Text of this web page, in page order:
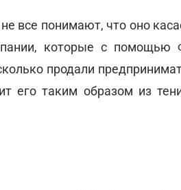
все понимают, что оно
которые с помощью
продали
его таким образом из